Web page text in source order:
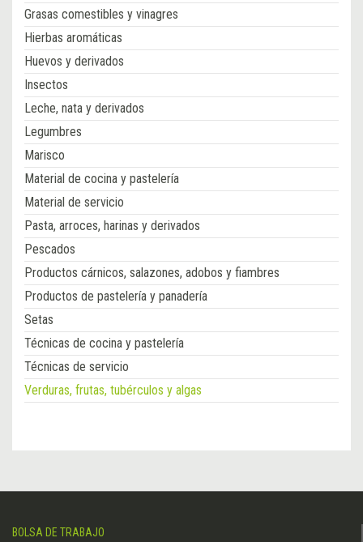
Grasas comestibles y vinagres
Hierbas aromáticas
Huevos y derivados
Insectos
Leche, nata y derivados
Legumbres
Marisco
Material de cocina y pastelería
Material de servicio
Pasta, arroces, harinas y derivados
Pescados
Productos cárnicos, salazones, adobos y fiambres
Productos de pastelería y panadería
Setas
Técnicas de cocina y pastelería
Técnicas de servicio
Verduras, frutas, tubérculos y algas
BOLSA DE TRABAJO